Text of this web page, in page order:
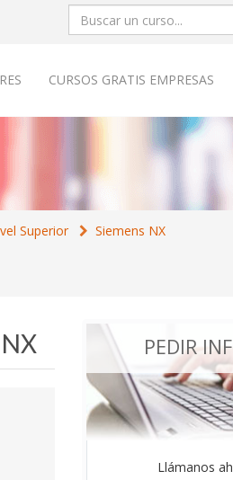
CURSOS GRATIS EMPRESAS
Superior Siemens NX
PEDIR
Llámanos